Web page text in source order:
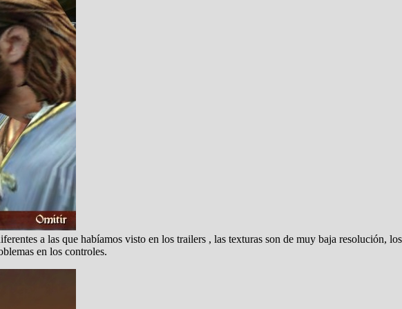
a las que habíamos visto en los trailers , las texturas son de muy baja resolución,
en los controles.